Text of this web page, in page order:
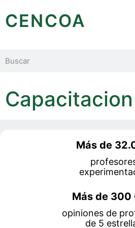
CENCOA
Más de
Más de 300
opiniones de
de 5